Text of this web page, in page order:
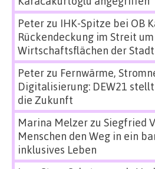
Peterzu IHK-Spitze bei OB
Rückendeckung im Streit
Wirtschaftsflächen der Stadt
Peterzu Fernwärme,
Digitalisierung: DEW21
die Zukunft
Marina Melzerzu Siegfried
Menschen den Weg in ein
inklusives Leben